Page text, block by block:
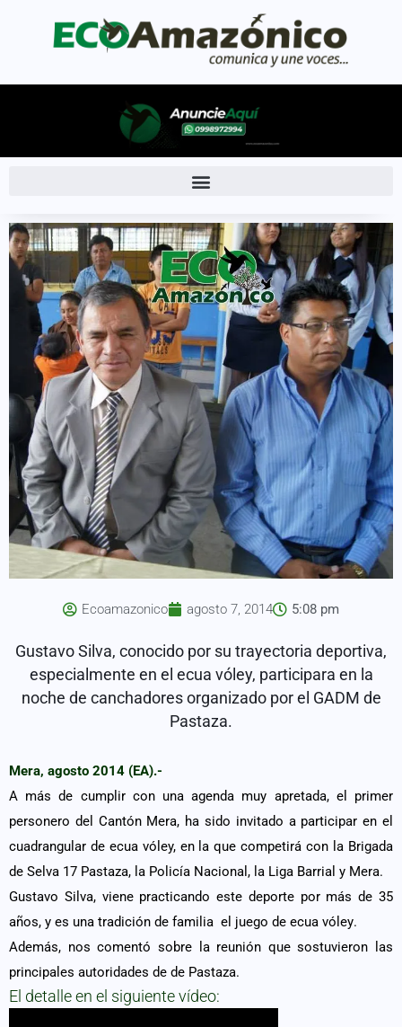
Ecoamazonico agosto 7, 2014 5:08 pm
Gustavo Silva, conocido por su trayectoria deportiva,
especialmente en el ecua vóley, participara en la
noche de canchadores organizado por el GADM de
Pastaza.
Mera, agosto 2014 (EA).-
A más de cumplir con una agenda muy apretada, el primer
personero del Cantón Mera, ha sido invitado a participar en el
cuadrangular de ecua vóley, en la que competirá con la Brigada
de Selva 17 Pastaza, la Policía Nacional, la Liga Barrial y Mera.
Gustavo Silva, viene practicando este deporte por más de 35
años, y es una tradición de familia el juego de ecua vóley.
Además, nos comentó sobre la reunión que sostuvieron las
principales autoridades de de Pastaza.
El detalle en el siguiente vídeo: